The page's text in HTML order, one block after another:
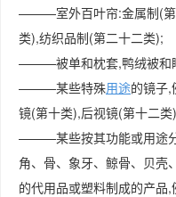
———室外百叶帘:金属制(第
类),纺织品制(第二十二类);
———被单和枕套,鸭绒被和
———某些特殊用途的镜子,
镜(第十类),后视镜(第十二
———某些按其功能或用途分
角、骨、象牙、鲸骨、贝壳
的代用品或塑料制成的产品